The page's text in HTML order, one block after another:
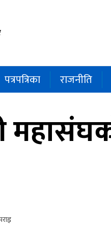
पत्रपत्रिका राजनीति